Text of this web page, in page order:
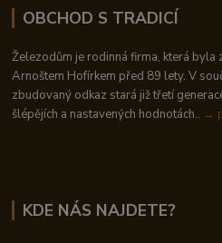
OBCHOD S TRADICÍ
Železodům je rodinná firma, která byla
Arnoštem Hofírkem před 89 lety. V
zbudovaný odkaz stará již třetí
šlépějích a nastavených hodnotách.. →
KDE NÁS NAJDETE?